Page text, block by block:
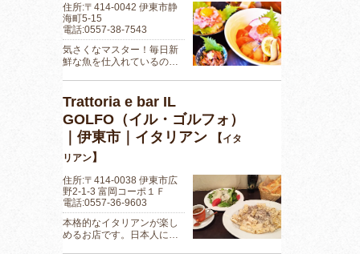
住所:〒414-0042 伊東市静
海町5-15
電話:0557-38-7543
気さくなマスター！毎日新
鮮な魚を仕入れているの…
Trattoria e bar IL
GOLFO（イル・ゴルフォ）
｜伊東市｜イタリアン
【イタ
リアン】
住所:〒414-0038 伊東市広
野2-1-3 富岡コーポ１Ｆ
電話:0557-36-9603
本格的なイタリアンが楽し
めるお店です。日本人に…